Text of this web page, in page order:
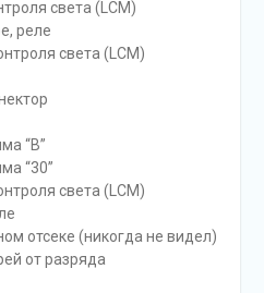
света (LCM)
реле
света (LCM)
“B”
“30”
света (LCM)
отсеке (никогда не видел)
от разряда